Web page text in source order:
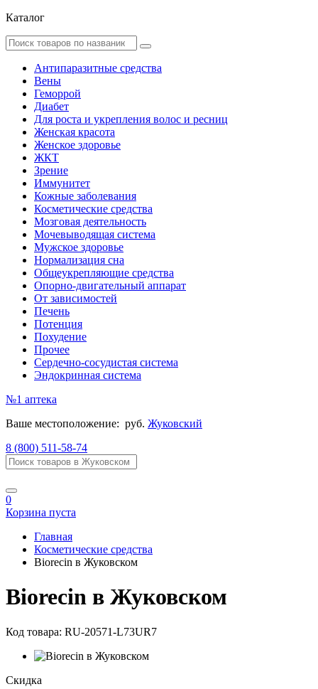
Каталог
Антипаразитные средства
Вены
Геморрой
Диабет
Для роста и укрепления волос и ресниц
Женская красота
Женское здоровье
ЖКТ
Зрение
Иммунитет
Кожные заболевания
Косметические средства
Мозговая деятельность
Мочевыводящая система
Мужское здоровье
Нормализация сна
Общеукрепляющие средства
Опорно-двигательный аппарат
От зависимостей
Печень
Потенция
Похудение
Прочее
Сердечно-сосудистая система
Эндокринная система
№1 аптека
Ваше местоположение: руб. Жуковский
8 (800) 511-58-74
0
Корзина пуста
Главная
Косметические средства
Biorecin в Жуковском
Biorecin в Жуковском
Код товара: RU-20571-L73UR7
Скидка